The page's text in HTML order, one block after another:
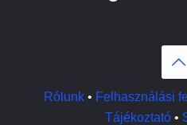
Rólunk • Felhasználási
Tájékoztató•